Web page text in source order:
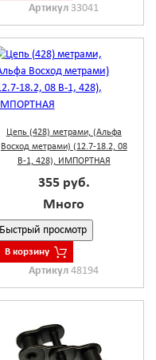
Артикул33041
Цепь (428) метрами, (Альфа
Восход метрами) (12.7-18.2, 08
В-1, 428), ИМПОРТНАЯ
355 руб.
Много
Быстрый просмотр
В корзину
Артикул48194